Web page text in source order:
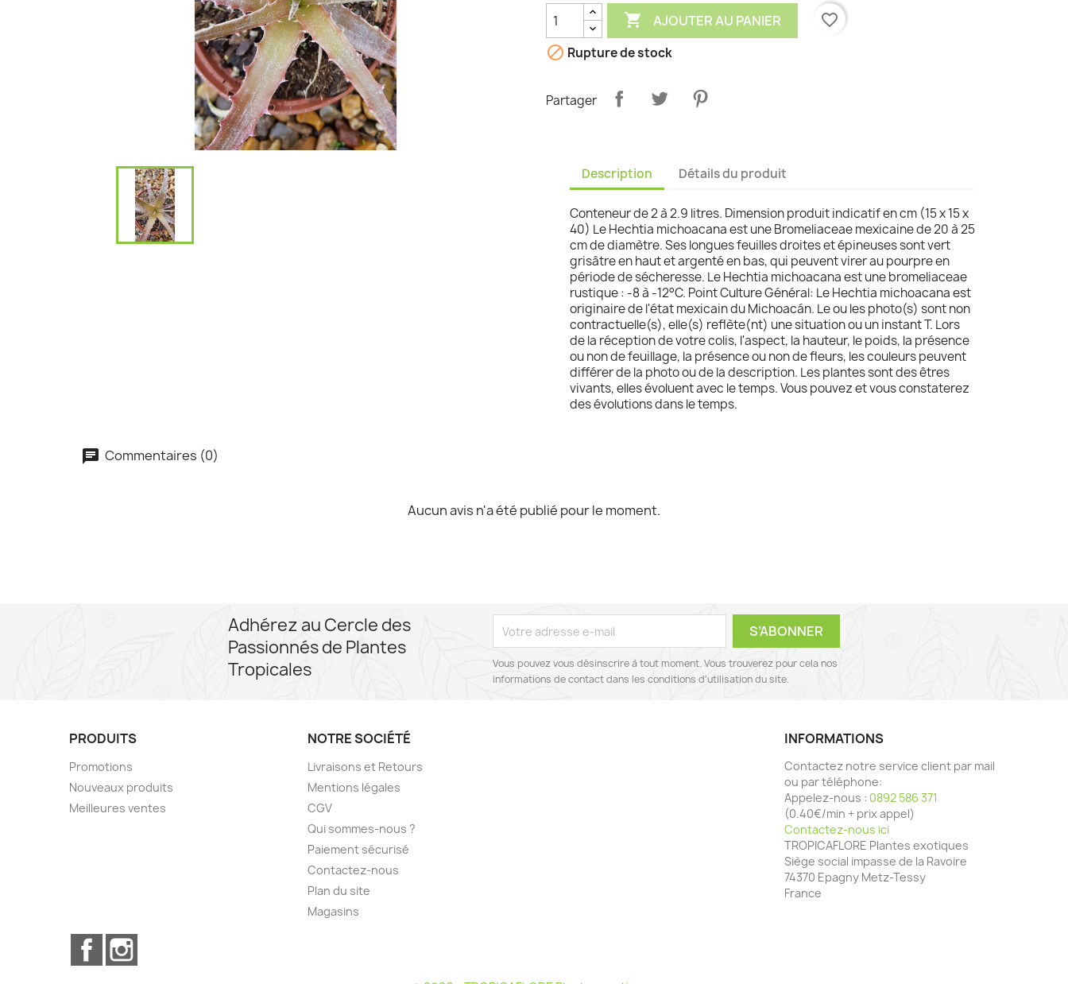
 AJOUTER AU PANIER
favorite_border
 Rupture de stock
Partager
Description Détails du produit
Conteneur de 2 à 2.9 litres. Dimension produit indicatif en cm (15 x 15 x
40) Le Hechtia michoacana est une Bromeliaceae mexicaine de 20 à 25
cm de diamètre. Ses longues feuilles droites et épineuses sont vert
grisâtre en haut et argenté en bas, qui peuvent virer au pourpre en
période de sécheresse. Le Hechtia michoacana est une bromeliaceae
rustique : -8 à -12°C. Point Culture Général: Le Hechtia michoacana est
originaire de l'état mexicain du Michoacán. Le ou les photo(s) sont non
contractuelle(s), elle(s) reflète(nt) une situation ou un instant T. Lors
de la réception de votre colis, l'aspect, la hauteur, le poids, la présence
ou non de feuillage, la présence ou non de fleurs, les couleurs peuvent
différer de la photo ou de la description. Les plantes sont des êtres
vivants, elles évoluent avec le temps. Vous pouvez et vous constaterez
des évolutions dans le temps.
Commentaires (0)
Aucun avis n'a été publié pour le moment.
Adhérez au Cercle des
Passionnés de Plantes
Tropicales
Vous pouvez vous désinscrire à tout moment. Vous trouverez pour cela nos
informations de contact dans les conditions d'utilisation du site.
PRODUITS
Promotions
Nouveaux produits
Meilleures ventes
NOTRE SOCIÉTÉ
Livraisons et Retours
Mentions légales
CGV
Qui sommes-nous ?
Paiement sécurisé
Contactez-nous
Plan du site
Magasins
INFORMATIONS
Contactez notre service client par mail
ou par téléphone:
Appelez-nous : 0892 586 371
(0.40€/min + prix appel)
Contactez-nous ici
TROPICAFLORE Plantes exotiques
Siège social impasse de la Ravoire
74370 Epagny Metz-Tessy
France
Facebook